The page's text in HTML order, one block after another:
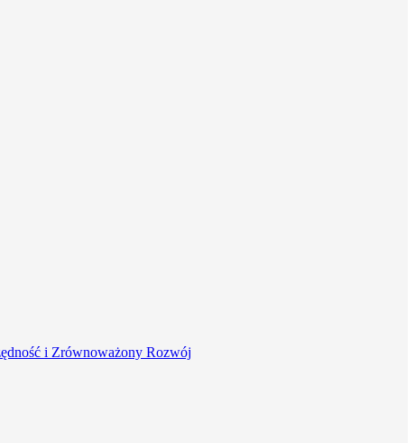
i Zrównoważony Rozwój